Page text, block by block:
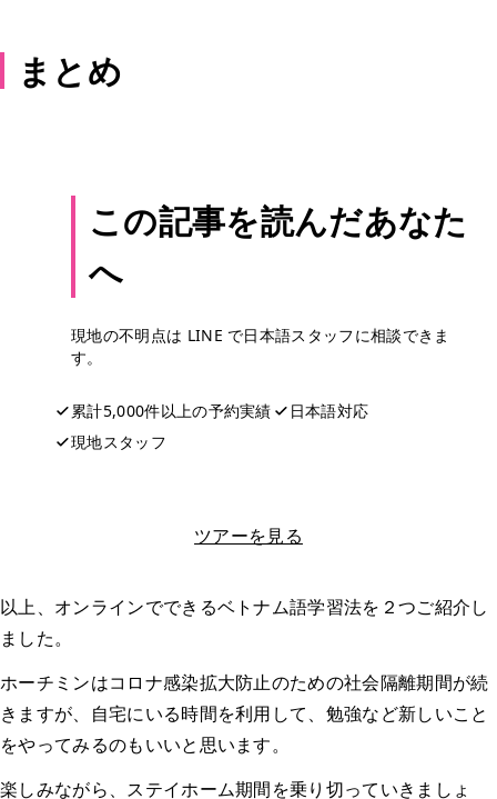
まとめ
この記事を読んだあなた
へ
現地の不明点は LINE で日本語スタッフに相談できま
す。
累計5,000件以上の予約実績
日本語対応
現地スタッフ
ツアーを見る
以上、オンラインでできるベトナム語学習法を２つご紹介し
ました。
ホーチミンはコロナ感染拡大防止のための社会隔離期間が続
きますが、自宅にいる時間を利用して、勉強など新しいこと
をやってみるのもいいと思います。
楽しみながら、ステイホーム期間を乗り切っていきましょ